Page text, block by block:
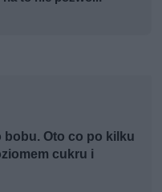
bobu. Oto co po kilku
cukru i